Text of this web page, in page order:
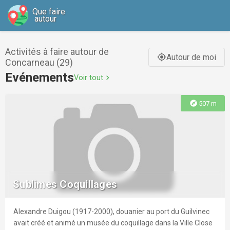
Que faire
autour
Activités à faire autour de
Concarneau (29)
gps_fixedAutour de moi
EvénementsVoir tout chevron_right
explore 507 m
Sublimes Coquillages
Alexandre Duigou (1917-2000), douanier au port du Guilvinec
avait créé et animé un musée du coquillage dans la Ville Close